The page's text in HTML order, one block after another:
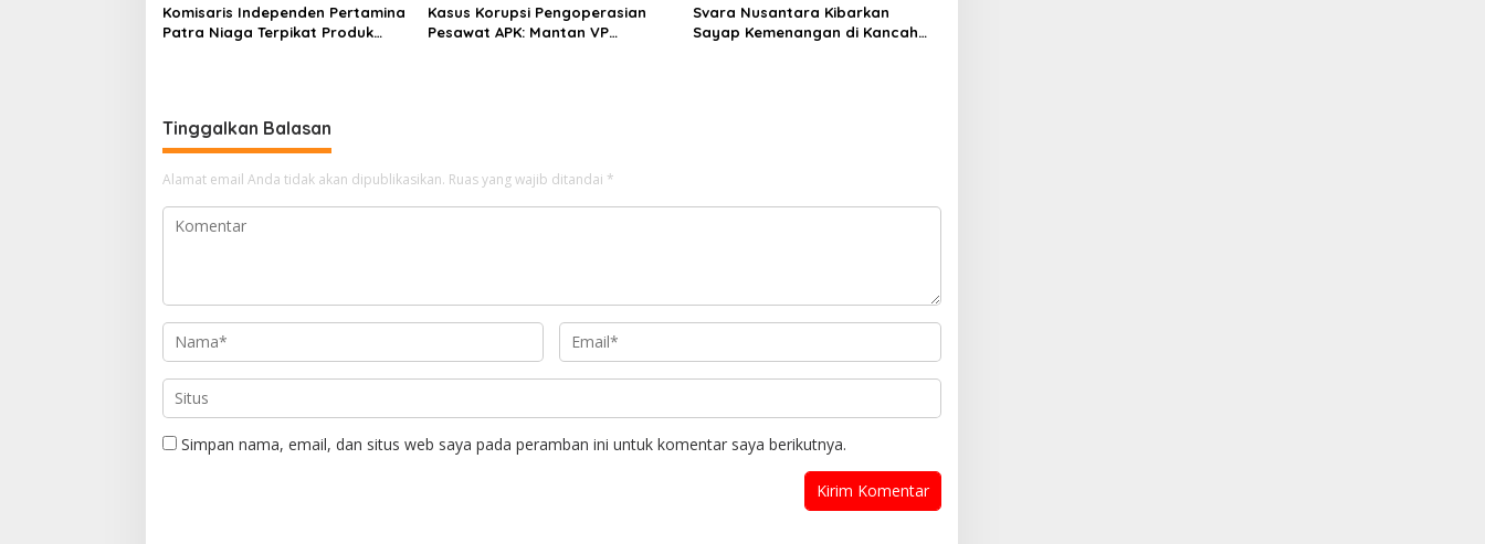
Komisaris Independen Pertamina
Patra Niaga Terpikat Produk
Kasus Korupsi Pengoperasian
Pesawat APK: Mantan VP
Svara Nusantara Kibarkan
Sayap Kemenangan di Kancah
Tinggalkan Balasan
Alamat email Anda tidak akan dipublikasikan. Ruas yang wajib ditandai *
Simpan nama, email, dan situs web saya pada peramban ini untuk komentar saya berikutnya.